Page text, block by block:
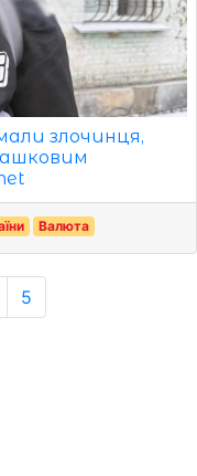
злочинця,
Валюта
5